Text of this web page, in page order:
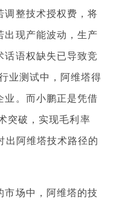
调整技术授权费，将
出现产能波动，生产
话语权缺失已导致竞
业测试中，阿维塔得
业。而小鹏正是凭借
突破，实现毛利率
出阿维塔技术路径的
市场中，阿维塔的技